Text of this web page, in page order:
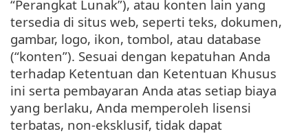
“Perangkat Lunak”), atau konten lain yang
tersedia di situs web, seperti teks, dokumen,
gambar, logo, ikon, tombol, atau database
(“konten”). Sesuai dengan kepatuhan Anda
terhadap Ketentuan dan Ketentuan Khusus
ini serta pembayaran Anda atas setiap biaya
yang berlaku, Anda memperoleh lisensi
terbatas, non-eksklusif, tidak dapat